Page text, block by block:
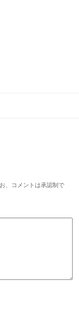
、コメントは承認制で